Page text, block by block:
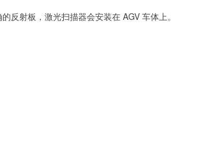
反射板，激光扫描器会安装在 AGV 车体上。